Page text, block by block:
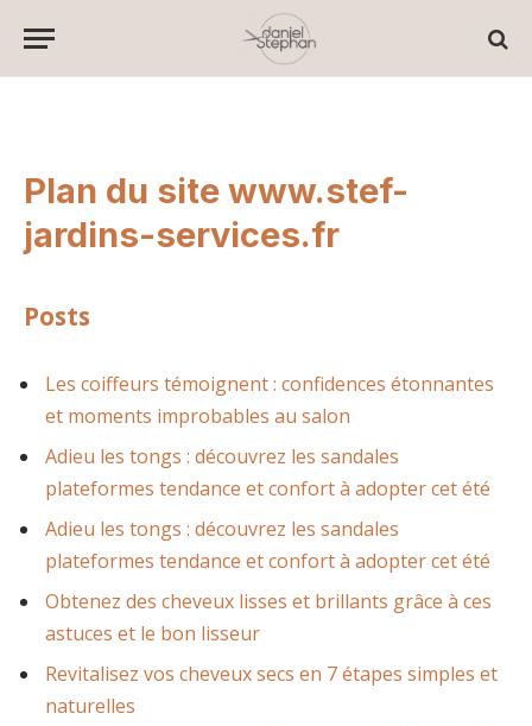
Plan du site www.stef-
jardins-services.fr
Posts
Les coiffeurs témoignent : confidences étonnantes
et moments improbables au salon
Adieu les tongs : découvrez les sandales
plateformes tendance et confort à adopter cet été
Adieu les tongs : découvrez les sandales
plateformes tendance et confort à adopter cet été
Obtenez des cheveux lisses et brillants grâce à ces
astuces et le bon lisseur
Revitalisez vos cheveux secs en 7 étapes simples et
naturelles